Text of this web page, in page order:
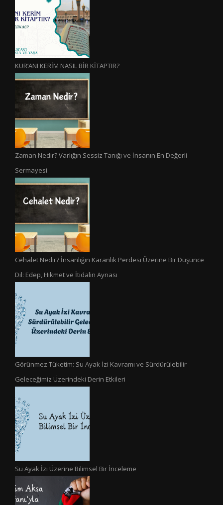
KUR’ANI KERİM NASIL BİR KİTAPTIR?
Zaman Nedir? Varlığın Sessiz Tanığı ve İnsanın En Değerli
Sermayesi
Cehalet Nedir? İnsanlığın Karanlık Perdesi Üzerine Bir Düşünce
Dil: Edep, Hikmet ve İtidalin Aynası
Görünmez Tüketim: Su Ayak İzi Kavramı ve Sürdürülebilir
Geleceğimiz Üzerindeki Derin Etkileri
Su Ayak İzi Üzerine Bilimsel Bir İnceleme